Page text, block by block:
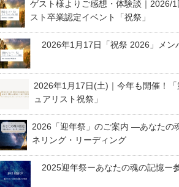
ゲスト様よりご感想・体験談｜2026/
スト卒業認定イベント「祝祭」
2026年1月17日「祝祭 2026」メン
2026年1月17日(土)｜今年も開催！
ュアリスト祝祭」
2026「迎年祭」のご案内 —あなたの
ネリング・リーディング
2025迎年祭ーあなたの魂の記憶ー